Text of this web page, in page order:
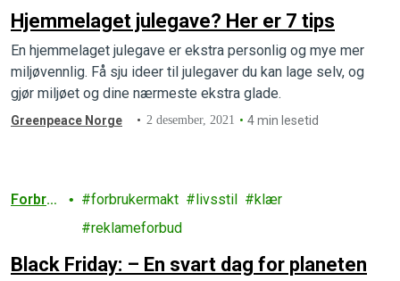
Hjemmelaget julegave? Her er 7 tips
En hjemmelaget julegave er ekstra personlig og mye mer
miljøvennlig. Få sju ideer til julegaver du kan lage selv, og
gjør miljøet og dine nærmeste ekstra glade.
Greenpeace Norge 2 desember, 2021 4 min lesetid
Forbru
forbrukermakt livsstil
klær
reklameforbud
Black Friday: – En svart dag for planeten